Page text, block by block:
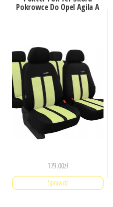
Pokrowce Do Opel Agila A
179.00zł
Sprawdź